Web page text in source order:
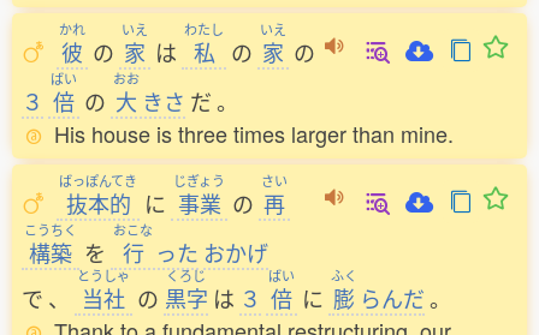
かれ
彼 の
いえ
家 は
わたし
私 の
いえ
家 の
３
ばい
倍 の
おお
大 きさ だ。
His house is three times larger than mine.
ばっぽんてき
抜本的 に
じぎょう
事業 の
さい
再
こうちく
構築 を
おこな
行 った おかげ
で 、
とうしゃ
当社 の
くろじ
黒字 は ３
ばい
倍 に
ふく
膨 らんだ。